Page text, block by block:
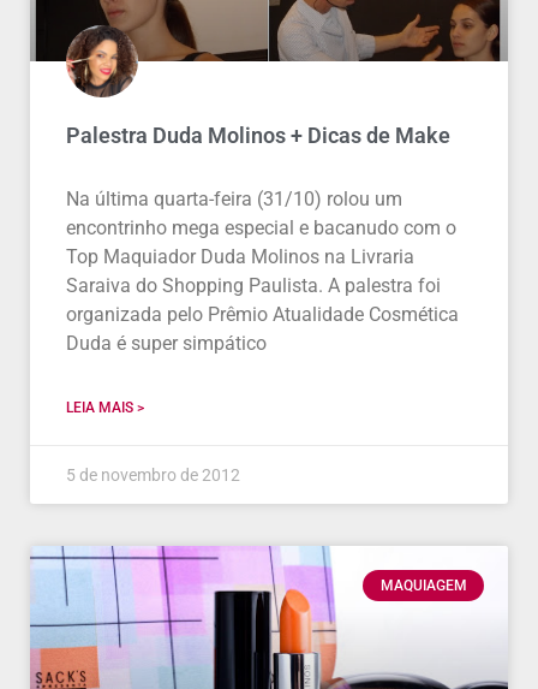
Palestra Duda Molinos + Dicas de Make
Na última quarta-feira (31/10) rolou um
encontrinho mega especial e bacanudo com o
Top Maquiador Duda Molinos na Livraria
Saraiva do Shopping Paulista. A palestra foi
organizada pelo Prêmio Atualidade Cosmética
Duda é super simpático
LEIA MAIS >
5 de novembro de 2012
MAQUIAGEM